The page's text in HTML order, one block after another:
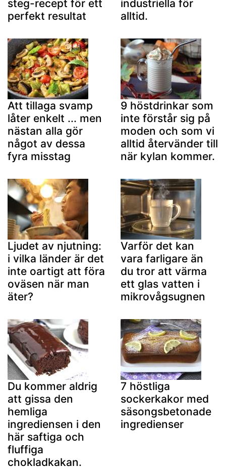
steg-recept för ett
perfekt resultat
industriella för
alltid.
Att tillaga svamp
låter enkelt ... men
nästan alla gör
något av dessa
fyra misstag
9 höstdrinkar som
inte förstår sig på
moden och som vi
alltid återvänder till
när kylan kommer.
Ljudet av njutning:
i vilka länder är det
inte oartigt att föra
oväsen när man
äter?
Varför det kan
vara farligare än
du tror att värma
ett glas vatten i
mikrovågsugnen
Du kommer aldrig
att gissa den
hemliga
ingrediensen i den
här saftiga och
fluffiga
chokladkakan.
7 höstliga
sockerkakor med
säsongsbetonade
ingredienser